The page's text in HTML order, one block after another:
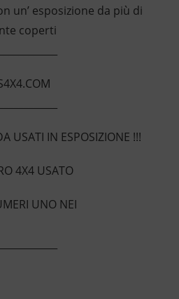
un’ esposizione da più di
coperti
USATI IN ESPOSIZIONE !!!
4X4 USATO
UNO NEI